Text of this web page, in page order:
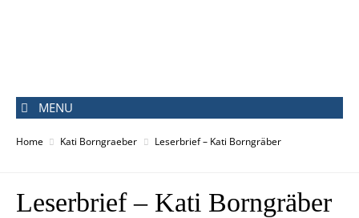
MENU
Home Kati Borngraeber Leserbrief – Kati Borngräber
Leserbrief – Kati Borngräber